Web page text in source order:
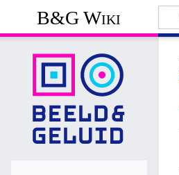
B&G Wiki